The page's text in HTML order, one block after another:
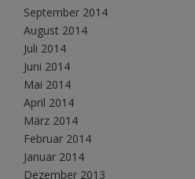
September 2014
August 2014
Juli 2014
Juni 2014
Mai 2014
April 2014
März 2014
Februar 2014
Januar 2014
Dezember 2013